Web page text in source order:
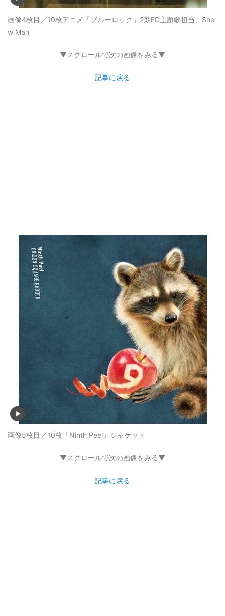
画像4枚目／10枚アニメ「ブルーロック」2期ED主題歌担当、Sno
w Man
▼スクロールで次の画像をみる▼
記事に戻る
画像5枚目／10枚 「Ninth Peel」ジャケット
▼スクロールで次の画像をみる▼
記事に戻る